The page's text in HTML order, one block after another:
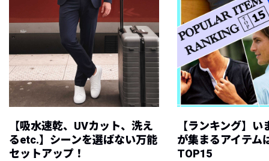
【吸水速乾、UVカット、洗え
るetc.】シーンを選ばない万能
セットアップ！
【ランキング】
が集まるアイテム
TOP15